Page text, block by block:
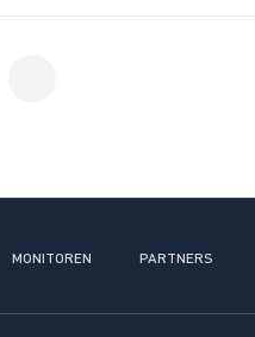
MONITOREN PARTNERS